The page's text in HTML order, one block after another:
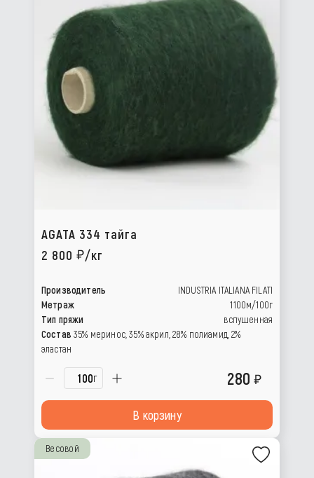
AGATA 334 тайга
2 800
/кг
Производитель
INDUSTRIA ITALIANA FILATI
Метраж
1100м/100г
Тип пряжи
вспушенная
Состав 35% меринос, 35% акрил, 28% полиамид, 2%
эластан
г 280
В корзину
Весовой